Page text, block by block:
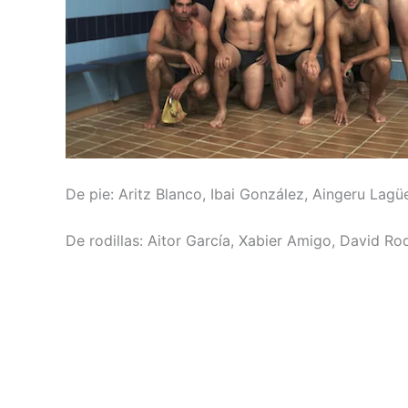
De pie: Aritz Blanco, Ibai González, Aingeru
De rodillas: Aitor García, Xabier Amigo, David